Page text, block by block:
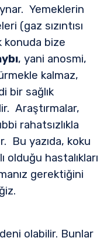
Yemeklerin
(gaz sızıntısı
konuda bize
, yani anosmi,
kalmaz,
bir sağlık
Araştırmalar,
rahatsızlıkla
Bu yazıda, koku
olduğu hastalıkları
gerektiğini
olabilir. Bunlar